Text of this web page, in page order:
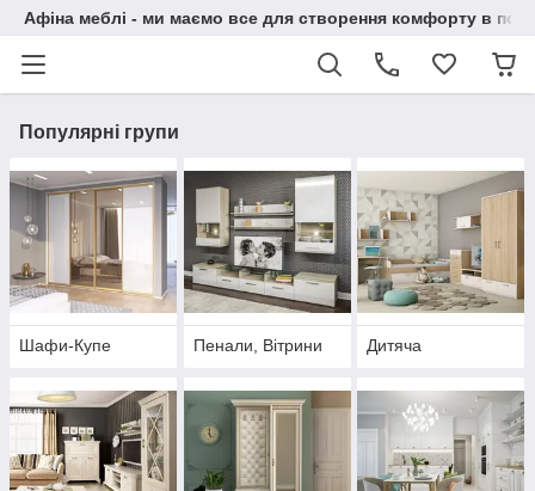
Афіна меблі - ми маємо все для створення комфорту в
Популярні групи
Шафи-Купе Пенали, Вітрини Дитяча